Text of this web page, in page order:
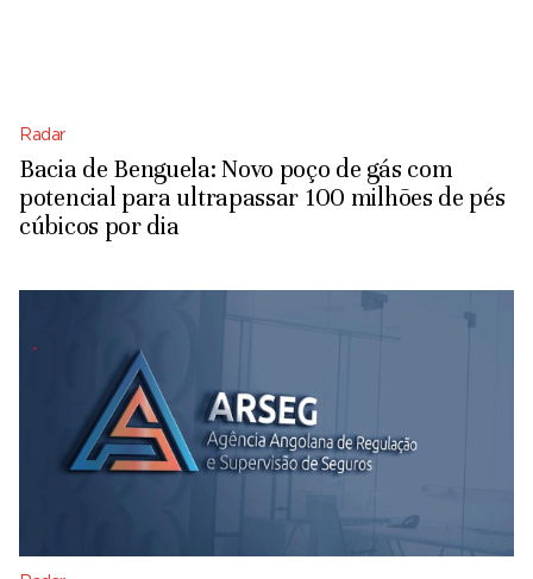
Radar
Bacia de Benguela: Novo poço de gás com
potencial para ultrapassar 100 milhões de pés
cúbicos por dia